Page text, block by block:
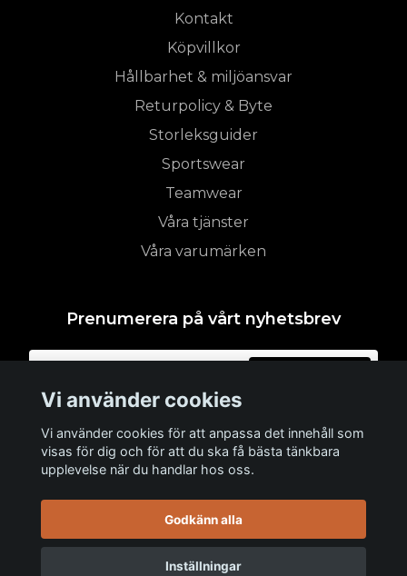
Kontakt
Köpvillkor
Hållbarhet & miljöansvar
Returpolicy & Byte
Storleksguider
Sportswear
Teamwear
Våra tjänster
Våra varumärken
Prenumerera på vårt nyhetsbrev
Vi använder cookies
Vi använder cookies för att anpassa det innehåll som
visas för dig och för att du ska få bästa tänkbara
upplevelse när du handlar hos oss.
Godkänn alla
Inställningar